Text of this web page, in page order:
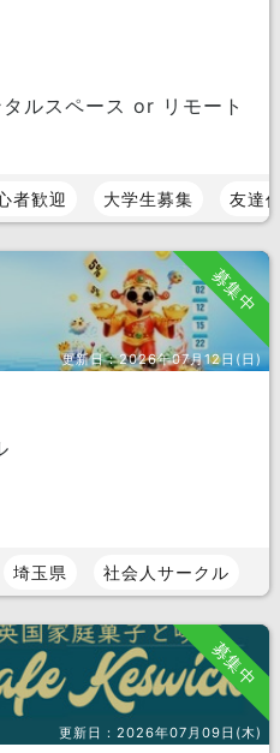
ルスペース or リモート（
者歓迎 大学生募集 友達
募集中
更新日：2026年07月12日(日)
埼玉県 社会人サークル
募集中
更新日：2026年07月09日(木)